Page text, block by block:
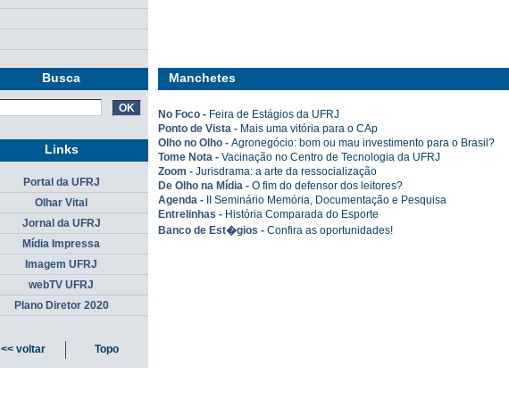
Manchetes
No Foco - Feira de Estágios da UFRJ
Ponto de Vista - Mais uma vitória para o CAp
Olho no Olho - Agronegócio: bom ou mau investimento para o Brasil?
Tome Nota - Vacinação no Centro de Tecnologia da UFRJ
Zoom - Jurisdrama: a arte da ressocialização
De Olho na Mídia - O fim do defensor dos leitores?
Agenda - II Seminário Memória, Documentação e Pesquisa
Entrelinhas - História Comparada do Esporte
Banco de Est�gios - Confira as oportunidades!
Busca
Links
Portal da UFRJ
Olhar Vital
Jornal da UFRJ
Mídia Impressa
Imagem UFRJ
webTV UFRJ
Plano Diretor 2020
<< voltar Topo